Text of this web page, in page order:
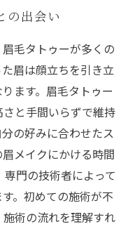
の出会い
毛タトゥーが多くの
眉は顔立ちを引き立
ます。眉毛タトゥー
と手間いらずで維持
の好みに合わせたス
メイクにかける時間
門の技術者によって
。初めての施術が不
術の流れを理解すれ